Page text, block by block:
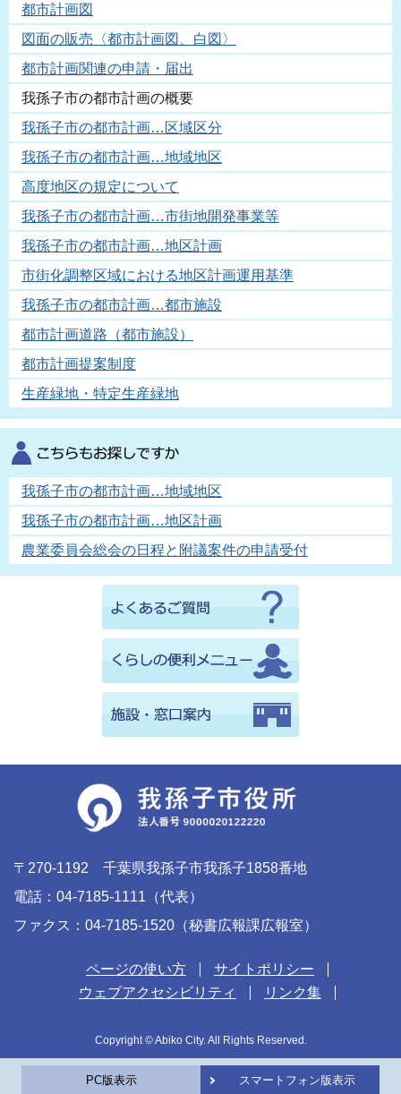
都市計画図
図面の販売〈都市計画図、白図〉
都市計画関連の申請・届出
我孫子市の都市計画の概要
我孫子市の都市計画…区域区分
我孫子市の都市計画…地域地区
高度地区の規定について
我孫子市の都市計画…市街地開発事業等
我孫子市の都市計画…地区計画
市街化調整区域における地区計画運用基準
我孫子市の都市計画…都市施設
都市計画道路（都市施設）
都市計画提案制度
生産緑地・特定生産緑地
我孫子市の都市計画…地域地区
我孫子市の都市計画…地区計画
農業委員会総会の日程と附議案件の申請受付
〒270-1192 千葉県我孫子市我孫子1858番地
電話：04-7185-1111（代表）
ファクス：04-7185-1520（秘書広報課広報室）
ページの使い方
サイトポリシー
ウェブアクセシビリティ
リンク集
Copyright © Abiko City. All Rights Reserved.
PC版表示 スマートフォン版表示